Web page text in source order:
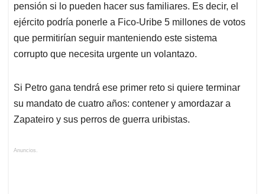
pensión si lo pueden hacer sus familiares. Es decir, el
ejército podría ponerle a Fico-Uribe 5 millones de votos
que permitirían seguir manteniendo este sistema
corrupto que necesita urgente un volantazo.
Si Petro gana tendrá ese primer reto si quiere terminar
su mandato de cuatro años: contener y amordazar a
Zapateiro y sus perros de guerra uribistas.
Anuncios.